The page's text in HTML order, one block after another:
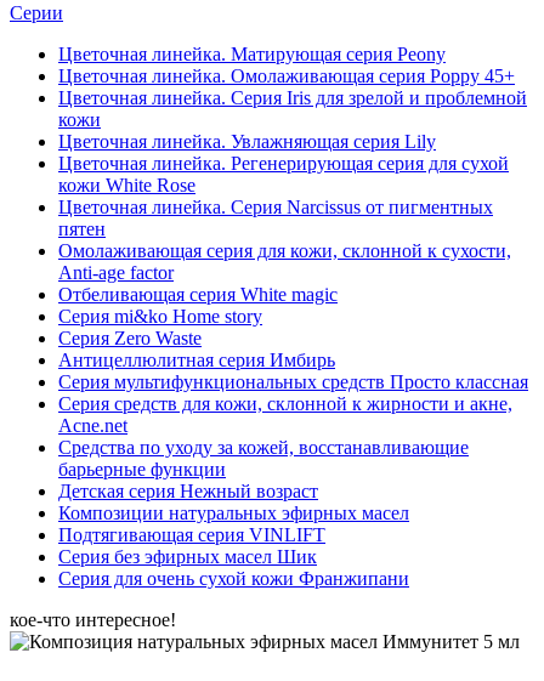
Серии
Цветочная линейка. Матирующая серия Peony
Цветочная линейка. Омолаживающая серия Poppy 45+
Цветочная линейка. Серия Iris для зрелой и проблемной
кожи
Цветочная линейка. Увлажняющая серия Lily
Цветочная линейка. Регенерирующая серия для сухой
кожи White Rose
Цветочная линейка. Серия Narcissus от пигментных
пятен
Омолаживающая серия для кожи, склонной к сухости,
Anti-age factor
Отбеливающая серия White magic
Серия mi&ko Home story
Серия Zero Waste
Антицеллюлитная серия Имбирь
Серия мультифункциональных средств Просто классная
Серия средств для кожи, склонной к жирности и акне,
Acne.net
Средства по уходу за кожей, восстанавливающие
барьерные функции
Детская серия Нежный возраст
Композиции натуральных эфирных масел
Подтягивающая серия VINLIFT
Серия без эфирных масел Шик
Серия для очень сухой кожи Франжипани
кое-что интересное!